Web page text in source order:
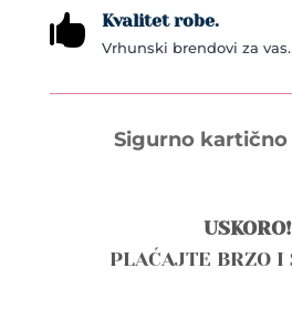
 Kvalitet robe.
Vrhunski brendovi za vas.
Sigurno kartično
USKORO!
PLAĆAJTE BRZO I